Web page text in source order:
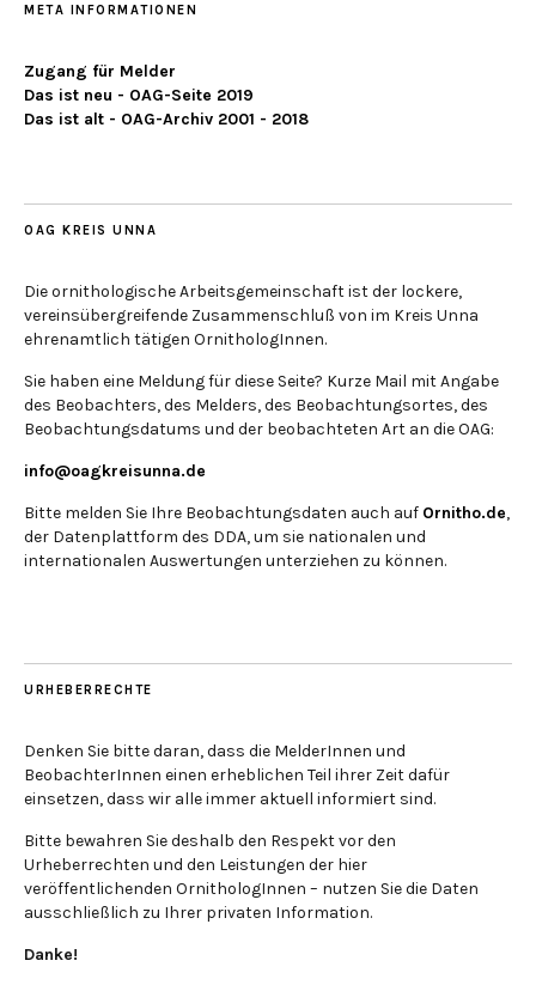
META INFORMATIONEN
Zugang für Melder
Das ist neu - OAG-Seite 2019
Das ist alt - OAG-Archiv 2001 - 2018
OAG KREIS UNNA
Die ornithologische Arbeitsgemeinschaft ist der lockere,
vereinsübergreifende Zusammenschluß von im Kreis Unna
ehrenamtlich tätigen OrnithologInnen.
Sie haben eine Meldung für diese Seite? Kurze Mail mit Angabe
des Beobachters, des Melders, des Beobachtungsortes, des
Beobachtungsdatums und der beobachteten Art an die OAG:
info@oagkreisunna.de
Bitte melden Sie Ihre Beobachtungsdaten auch auf Ornitho.de,
der Datenplattform des DDA, um sie nationalen und
internationalen Auswertungen unterziehen zu können.
URHEBERRECHTE
Denken Sie bitte daran, dass die MelderInnen und
BeobachterInnen einen erheblichen Teil ihrer Zeit dafür
einsetzen, dass wir alle immer aktuell informiert sind.
Bitte bewahren Sie deshalb den Respekt vor den
Urheberrechten und den Leistungen der hier
veröffentlichenden OrnithologInnen – nutzen Sie die Daten
ausschließlich zu Ihrer privaten Information.
Danke!